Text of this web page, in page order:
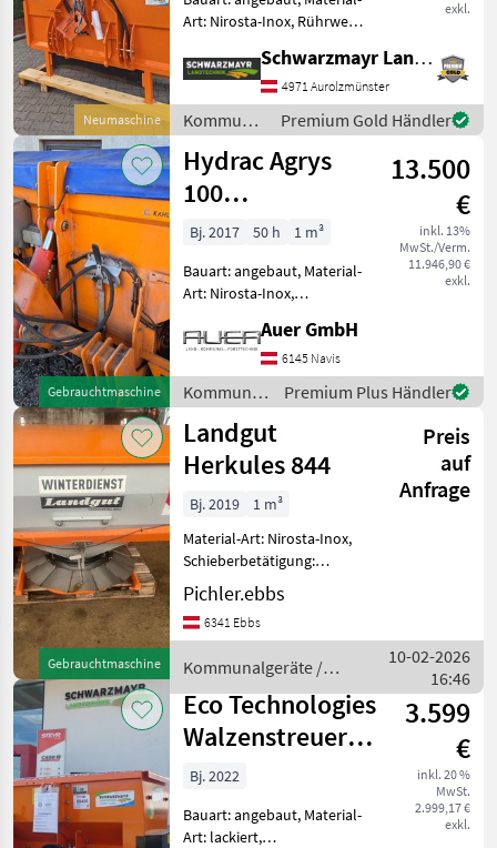
Marktplatz Händlerangebote
Neumaschine
exkl.
Art: Nirosta-Inox, Rührwerk,
Abdeckplane,
Streubegrenzung Nr. 64637
Tellerstreuer aus Niro für
Salz und Splitt 100
Schwarzmayr Landtechnik GmbH - Aurolzmünster
4971 Aurolzmünster
Kommunalgeräte
/ Hydrac
Premium Gold Händler
Gebrauchtmaschine
Hydrac Agrys
100
Selbstladestreuer
13.500
€
inkl. 13%
MwSt./Verm.
11.946,90 €
exkl.
Bj. 2017 50 h
1 m³
Bauart: angebaut, Material-
Art: Nirosta-Inox,
hydraulisch, Rührwelle,
Lichtanlage, Abdeckplane,
Streubegrenzung Volumen
1m³ Streuerbreite 1740mm
Stre
Auer GmbH
6145 Navis
Kommunalgeräte
/ Hydrac
Premium Plus Händler
Gebrauchtmaschine
Landgut
Herkules 844
Preis
auf
Anfrage
Bj. 2019
1 m³
Material-Art: Nirosta-Inox,
Schieberbetätigung:
hydraulisch, Lichtanlage,
Abdeckplane,
Streubegrenzung +++
Einscheibenstreuer +++
Kommunalger
Pichler.ebbs
6341 Ebbs
Kommunalgeräte /
Landgut
10-02-2026
16:46
Eco Technologies
Walzenstreuer
XGA
3.599
€
inkl. 20 %
MwSt.
2.999,17 €
exkl.
Bj. 2022
Bauart: angebaut, Material-
Art: lackiert,